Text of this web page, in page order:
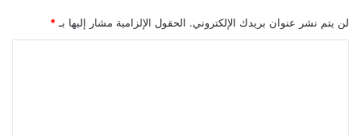
لن يتم نشر عنوان بريدك الإلكتروني. الحقول الإلزامية مشار إليها بـ *